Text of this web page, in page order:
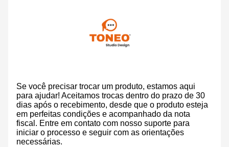
Se você precisar trocar um produto, estamos aqui
para ajudar! Aceitamos trocas dentro do prazo de 30
dias após o recebimento, desde que o produto esteja
em perfeitas condições e acompanhado da nota
fiscal. Entre em contato com nosso suporte para
iniciar o processo e seguir com as orientações
necessárias.